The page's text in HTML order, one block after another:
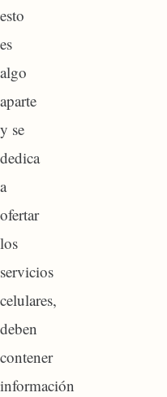
esto
es
algo
aparte
y se
dedica
a
ofertar
los
servicios
celulares,
deben
contener
información